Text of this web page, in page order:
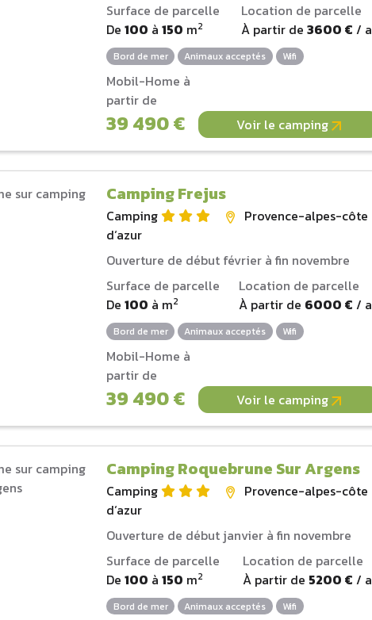
Surface de parcelle
De100 à150 m2
Location de parcelle
À partir de 3600 € /
Bord de mer Animaux acceptés Wifi
Mobil-Home à
partir de
39 490 € Voir le camping
Camping Frejus
Camping
Provence-alpes-côte
d‘azur
Ouverture de début février à fin novembre
Surface de parcelle
De100 à m2
Location de parcelle
À partir de 6000 € /
Bord de mer Animaux acceptés Wifi
Mobil-Home à
partir de
39 490 € Voir le camping
Camping Roquebrune Sur Argens
Camping
Provence-alpes-côte
d‘azur
Ouverture de début janvier à fin novembre
Surface de parcelle
De100 à150 m2
Location de parcelle
À partir de 5200 € /
Bord de mer Animaux acceptés Wifi